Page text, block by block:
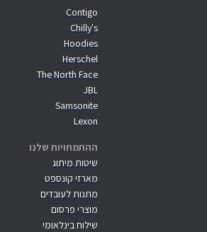
Contigo
Chilly's
Hoodies
Herschel
The North Face
JBL
Samsonite
Lexon
ההתמחויות שלנו
שיטות מיתוג
מארזי קונספט
מתנות לעובדים
מוצרי פרסום
שילוח בינלאומי